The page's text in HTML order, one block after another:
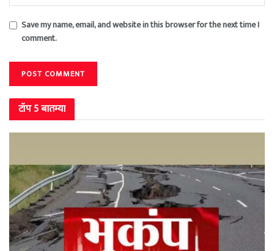
Save my name, email, and website in this browser for the next time I
comment.
टॉप 5 बातम्या